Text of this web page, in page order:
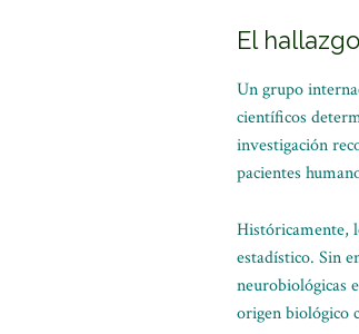
El
Un grupo
científicos
investigación
pacientes
Históricamente,
estadístico. Sin
neurobiológicas
origen biológico